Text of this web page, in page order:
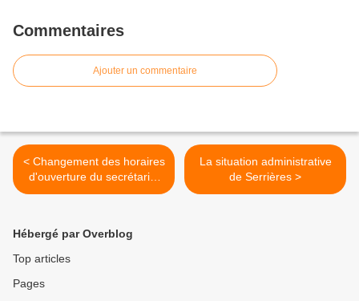
Commentaires
Ajouter un commentaire
< Changement des horaires
d'ouverture du secrétariat
de la mairie de Serrières
La situation administrative
de Serrières >
Hébergé par Overblog
Top articles
Pages